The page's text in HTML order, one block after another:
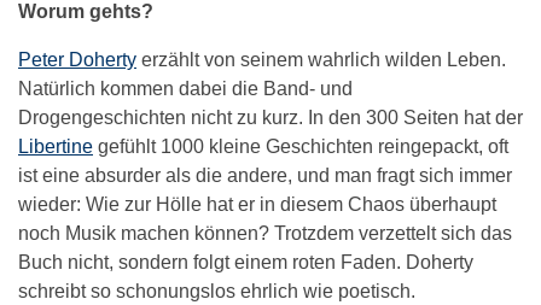
Worum gehts?
Peter Doherty erzählt von seinem wahrlich wilden Leben.
Natürlich kommen dabei die Band- und
Drogengeschichten nicht zu kurz. In den 300 Seiten hat der
Libertine gefühlt 1000 kleine Geschichten reingepackt, oft
ist eine absurder als die andere, und man fragt sich immer
wieder: Wie zur Hölle hat er in diesem Chaos überhaupt
noch Musik machen können? Trotzdem verzettelt sich das
Buch nicht, sondern folgt einem roten Faden. Doherty
schreibt so schonungslos ehrlich wie poetisch.